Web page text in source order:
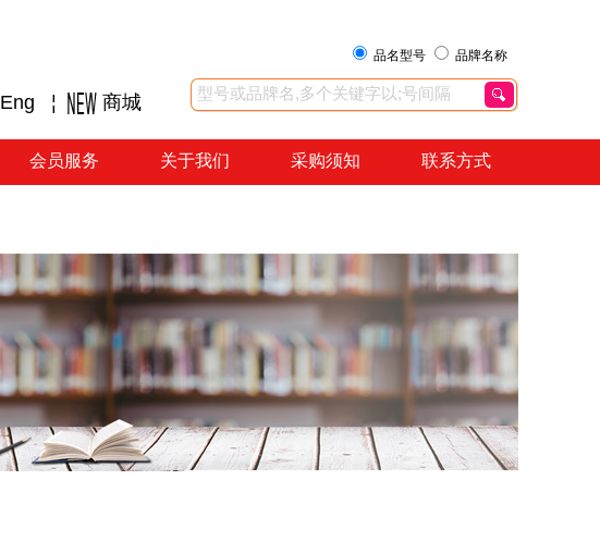
Eng ¦ 商城
品名型号 品牌名称
会员服务 关于我们 采购须知 联系方式